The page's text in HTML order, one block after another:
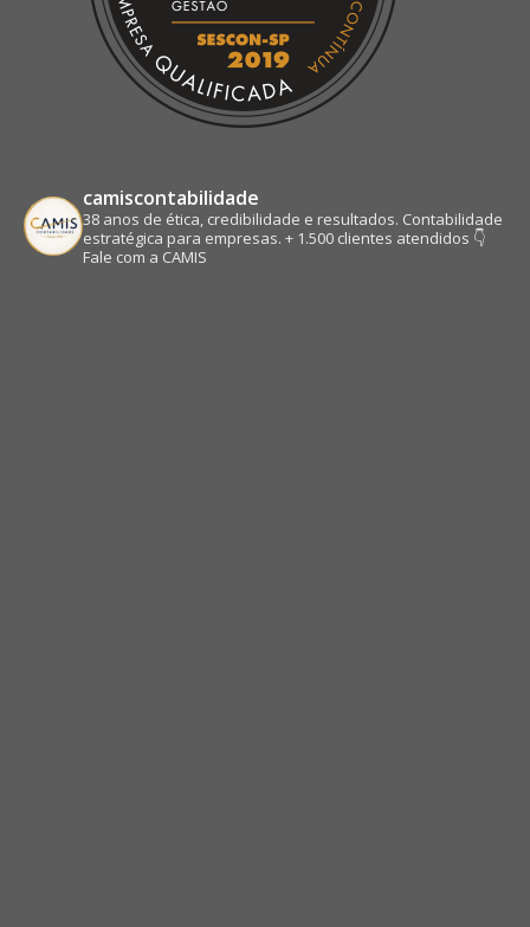
camiscontabilidade
38 anos de ética, credibilidade e resultados. Contabilidade
estratégica para empresas. + 1.500 clientes atendidos 👇
Fale com a CAMIS